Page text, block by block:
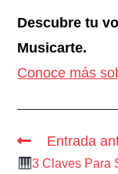
Descubre tu
Musicarte.
Conoce más
Entrada
3 Claves Para